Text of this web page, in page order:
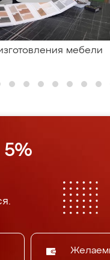
мебели